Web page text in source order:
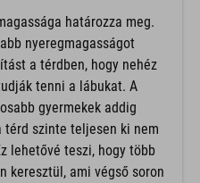
határozza meg.
nyeregmagasságot
a térdben, hogy nehéz
tenni a lábukat. A
gyermekek addig
szinte teljesen ki nem
lehetővé teszi, hogy több
keresztül, ami végső soron